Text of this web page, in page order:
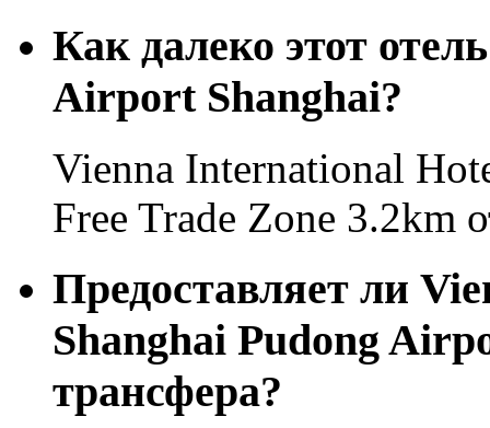
Как далеко этот
Airport Shanghai?
Vienna International
Free Trade Zone 3.2km
Предоставляет ли
Shanghai Pudong
трансфера?